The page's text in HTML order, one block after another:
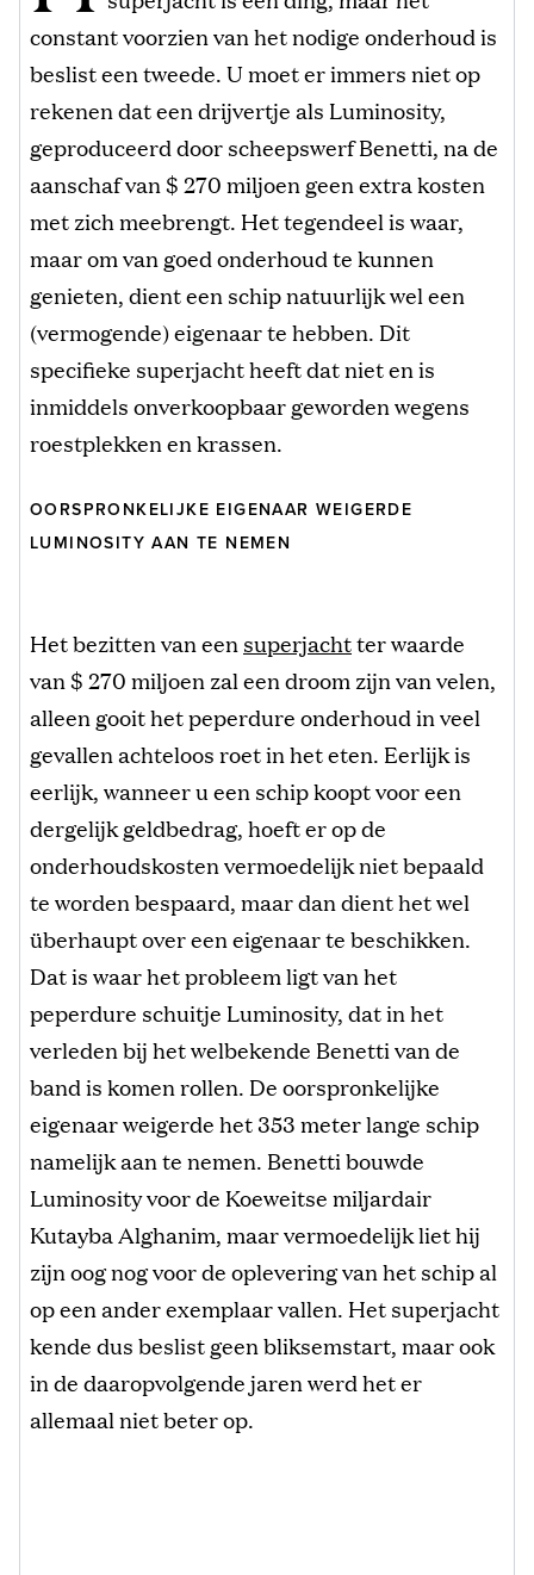
constant voorzien van het nodige onderhoud is
beslist een tweede. U moet er immers niet op
rekenen dat een drijvertje als Luminosity,
geproduceerd door scheepswerf Benetti, na de
aanschaf van $ 270 miljoen geen extra kosten
met zich meebrengt. Het tegendeel is waar,
maar om van goed onderhoud te kunnen
genieten, dient een schip natuurlijk wel een
(vermogende) eigenaar te hebben. Dit
specifieke superjacht heeft dat niet en is
inmiddels onverkoopbaar geworden wegens
roestplekken en krassen.
OORSPRONKELIJKE EIGENAAR WEIGERDE
LUMINOSITY AAN TE NEMEN
Het bezitten van een superjachtter waarde
van $ 270 miljoen zal een droom zijn van velen,
alleen gooit het peperdure onderhoud in veel
gevallen achteloos roet in het eten. Eerlijk is
eerlijk, wanneer u een schip koopt voor een
dergelijk geldbedrag, hoeft er op de
onderhoudskosten vermoedelijk niet bepaald
te worden bespaard, maar dan dient het wel
überhaupt over een eigenaar te beschikken.
Dat is waar het probleem ligt van het
peperdure schuitje Luminosity, dat in het
verleden bij het welbekende Benetti van de
band is komen rollen. De oorspronkelijke
eigenaar weigerde het 353 meter lange schip
namelijk aan te nemen. Benetti bouwde
Luminosity voor de Koeweitse miljardair
Kutayba Alghanim, maar vermoedelijk liet hij
zijn oog nog voor de oplevering van het schip al
op een ander exemplaar vallen. Het superjacht
kende dus beslist geen bliksemstart, maar ook
in de daaropvolgende jaren werd het er
allemaal niet beter op.